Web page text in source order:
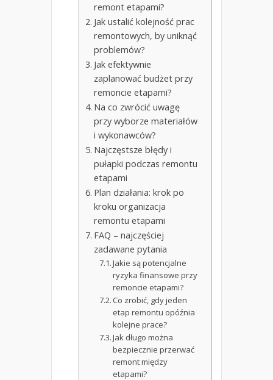
remont etapami?
Jak ustalić kolejność prac
remontowych, by uniknąć
problemów?
Jak efektywnie
zaplanować budżet przy
remoncie etapami?
Na co zwrócić uwagę
przy wyborze materiałów
i wykonawców?
Najczęstsze błędy i
pułapki podczas remontu
etapami
Plan działania: krok po
kroku organizacja
remontu etapami
FAQ – najczęściej
zadawane pytania
Jakie są potencjalne
ryzyka finansowe przy
remoncie etapami?
Co zrobić, gdy jeden
etap remontu opóźnia
kolejne prace?
Jak długo można
bezpiecznie przerwać
remont między
etapami?